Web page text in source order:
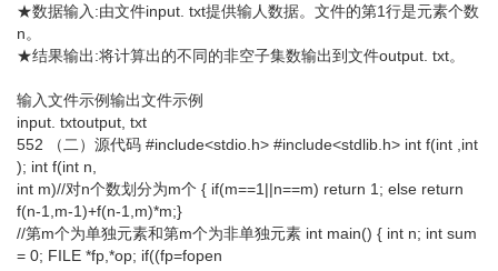
★数据输入:由文件input. txt提供输人数据。文件的第1行是元素个数
n。
★结果输出:将计算出的不同的非空子集数输出到文件output. txt。
输入文件示例输出文件示例
input. txtoutput, txt
552 （二）源代码 #include<stdio.h> #include<stdlib.h> int f(int ,int
); int f(int n,
int m)//对n个数划分为m个 { if(m==1||n==m) return 1; else return
f(n-1,m-1)+f(n-1,m)*m;}
//第m个为单独元素和第m个为非单独元素 int main() { int n; int sum
= 0; FILE *fp,*op; if((fp=fopen